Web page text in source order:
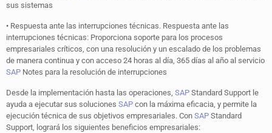
sus sistemas
• Respuesta ante las interrupciones técnicas. Respuesta ante las
interrupciones técnicas: Proporciona soporte para los procesos
empresariales críticos, con una resolución y un escalado de los problemas
de manera continua y con acceso 24 horas al día, 365 días al año al servicio
SAP Notes para la resolución de interrupciones
Desde la implementación hasta las operaciones, SAP Standard Support le
ayuda a ejecutar sus soluciones SAP con la máxima eficacia, y permite la
ejecución técnica de sus objetivos empresariales. Con SAP Standard
Support, logrará los siguientes beneficios empresariales: